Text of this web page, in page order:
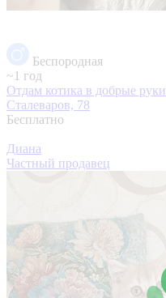
Беспородная
~1 год
Отдам котика в добрые руки
Сталеваров, 78
Бесплатно
Диана
Частный продавец